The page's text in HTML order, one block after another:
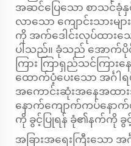
အဆင်ပြေသော စာသင်ခုံ
လာသော ကျောင်းသားမ
ကို အက်ဒေါင်းလုပ်ထားသ
ပါသည်။ ခုံသည် အောက်ပိုင်း
ကြား ကြာရှည်သင်ကြား
ထောက်ပံ့ပေးသော အင်္ဂါ
အကောင်းဆုံးအနေအထာ
နောက်ကျောက်ကပ်နော
ကို ခွင့်ပြုရန် ခုံ၏နက်ကို ခွ
အခြားအရေးကြီးသော အ